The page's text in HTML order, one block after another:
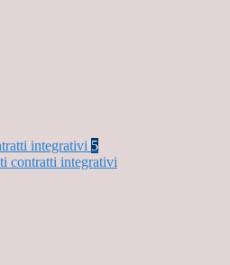
integrativi 5
contratti integrativi